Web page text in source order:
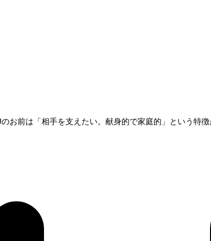
お前は「相手を支えたい。献身的で家庭的」という特